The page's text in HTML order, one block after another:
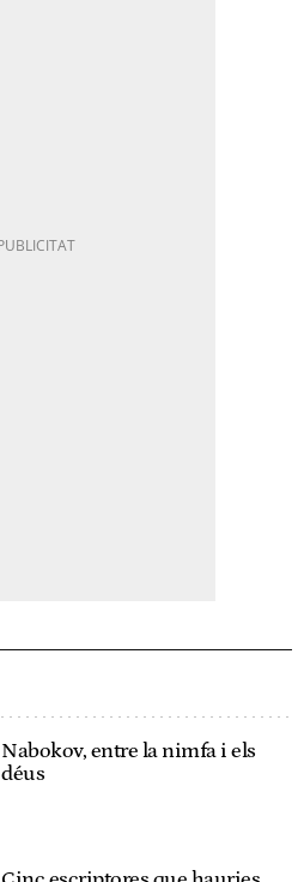
Nabokov, entre la nimfa i els
déus